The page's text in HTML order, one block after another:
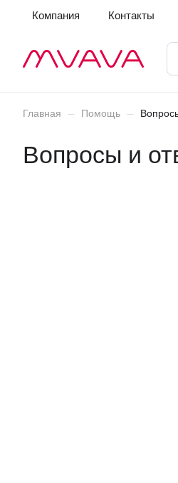
Компания Контакты
Главная – Помощь –
Вопросы и